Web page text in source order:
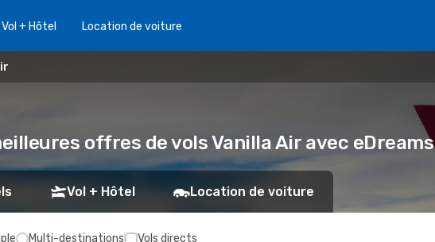
Vol + Hôtel Location de voiture
offres de vols Vanilla Air avec eDreams
Vol + Hôtel Location de voiture
Multi-destinations Vols directs